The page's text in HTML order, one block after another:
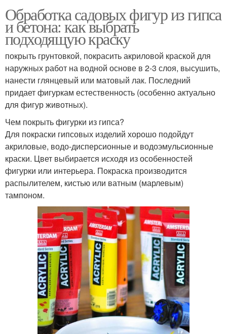
Обработка садовых фигур из гипса
и бетона: как выбрать
подходящую краску
покрыть грунтовкой, покрасить акриловой краской для
наружных работ на водной основе в 2-3 слоя, высушить,
нанести глянцевый или матовый лак. Последний
придает фигуркам естественность (особенно актуально
для фигур животных).
Чем покрыть фигурки из гипса?
Для покраски гипсовых изделий хорошо подойдут
акриловые, водо-дисперсионные и водоэмульсионные
краски. Цвет выбирается исходя из особенностей
фигурки или интерьера. Покраска производится
распылителем, кистью или ватным (марлевым)
тампоном.